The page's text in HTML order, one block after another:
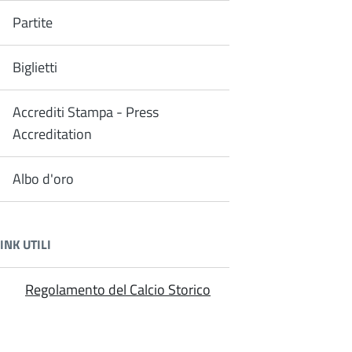
Partite
Biglietti
Accrediti Stampa - Press
Accreditation
Albo d'oro
UTILI
Regolamento del Calcio Storico